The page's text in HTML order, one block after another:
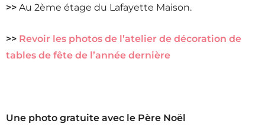
>> Au 2ème étage du Lafayette Maison.
>> Revoir les photos de l’atelier de décoration de
tables de fête de l’année dernière
Une photo gratuite avec le Père Noël